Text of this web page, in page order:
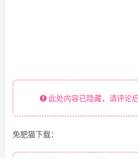
此处内容已隐藏，请评论
免肥猫下载：